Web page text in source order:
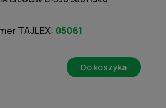
TAJLEX: 05061
Do koszyka